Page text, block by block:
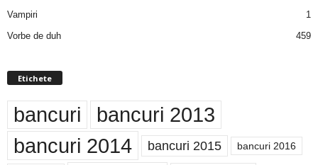
Vampiri
1
Vorbe de duh
459
Etichete
bancuri bancuri 2013
bancuri 2014 bancuri 2015 bancuri 2016